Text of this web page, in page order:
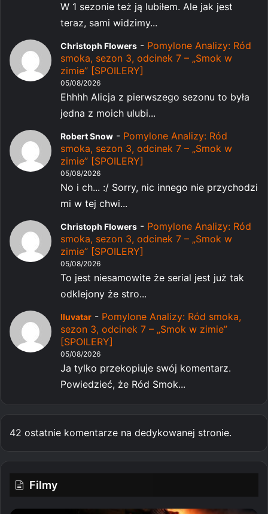
W 1 sezonie też ją lubiłem. Ale jak jest
teraz, sami widzimy...
Christoph Flowers - Pomylone Analizy: Ród
smoka, sezon 3, odcinek 7 – „Smok w
zimie” [SPOILERY]
05/08/2026
Ehhhh Alicja z pierwszego sezonu to była
jedna z moich ulubi...
Robert Snow - Pomylone Analizy: Ród
smoka, sezon 3, odcinek 7 – „Smok w
zimie” [SPOILERY]
05/08/2026
No i ch... :/ Sorry, nic innego nie przychodzi
mi w tej chwi...
Christoph Flowers - Pomylone Analizy: Ród
smoka, sezon 3, odcinek 7 – „Smok w
zimie” [SPOILERY]
05/08/2026
To jest niesamowite że serial jest już tak
odklejony że stro...
Iluvatar - Pomylone Analizy: Ród smoka,
sezon 3, odcinek 7 – „Smok w zimie”
[SPOILERY]
05/08/2026
Ja tylko przekopiuje swój komentarz.
Powiedzieć, że Ród Smok...
42 ostatnie komentarze na dedykowanej stronie.
Filmy